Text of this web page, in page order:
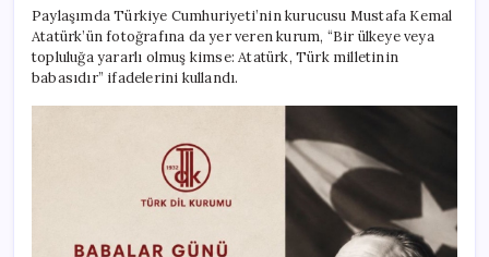
Paylaşımda Türkiye Cumhuriyeti’nin kurucusu Mustafa Kemal
Atatürk’ün fotoğrafına da yer veren kurum, “Bir ülkeye veya
topluluğa yararlı olmuş kimse: Atatürk, Türk milletinin
babasıdır” ifadelerini kullandı.